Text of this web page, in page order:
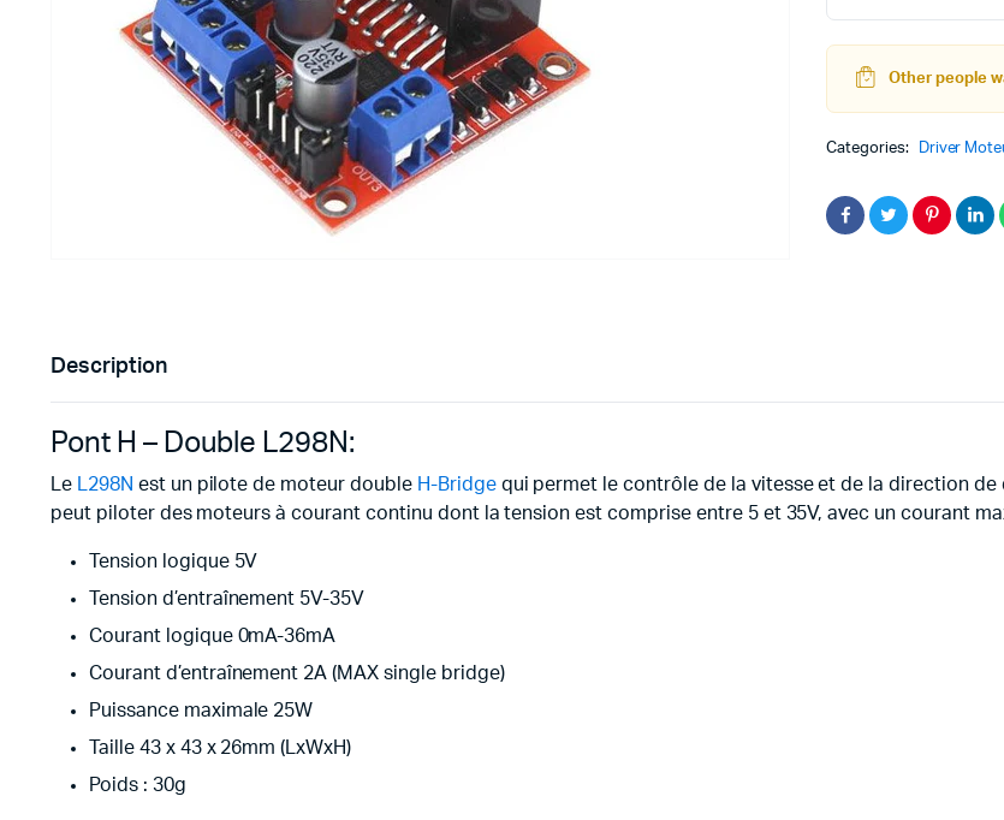
Filaments et résine pour 3D
Driver Moteur
Lego Education
Pack Arduino –
Double
Other people
Categories: Driver
Description
Pont H – Double L298N:
Le L298N est un pilote de moteur double H-Bridgequi permet le contrôle de la vitesse et de la direction
peut piloter des moteurs à courant continu dont la tension est comprise entre 5 et 35V, avec un courant
Tension logique 5V
Tension d’entraînement 5V-35V
Courant logique 0mA-36mA
Courant d’entraînement 2A (MAX single bridge)
Puissance maximale 25W
Taille 43 x 43 x 26mm (LxWxH)
Poids : 30g